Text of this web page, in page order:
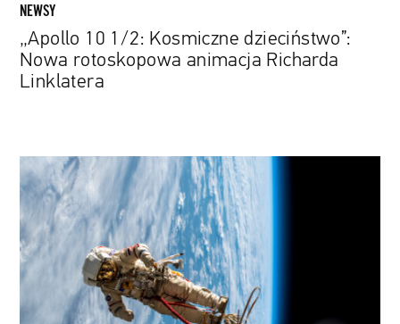
NEWSY
„Apollo 10 1/2: Kosmiczne dzieciństwo”:
Nowa rotoskopowa animacja Richarda
Linklatera
Nadciąga
era
komercyjnych
spacerów
kosmicznych.
Nad
wprowadzeniem